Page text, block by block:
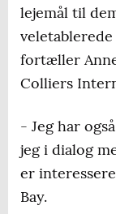
lejemål til
fortæller
Colliers
- Jeg har
jeg i dialog
er
Bay.